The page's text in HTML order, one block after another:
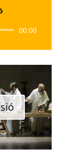
00:00